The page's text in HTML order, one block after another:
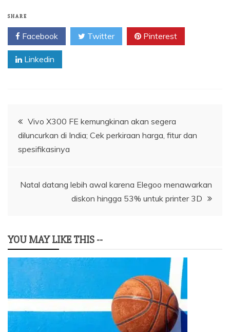
SHARE
Facebook Twitter Pinterest
Linkedin
Navigasi
pos
Vivo X300 FE kemungkinan akan segera
diluncurkan di India; Cek perkiraan harga, fitur dan
spesifikasinya
Natal datang lebih awal karena Elegoo menawarkan
diskon hingga 53% untuk printer 3D
YOU MAY LIKE THIS --